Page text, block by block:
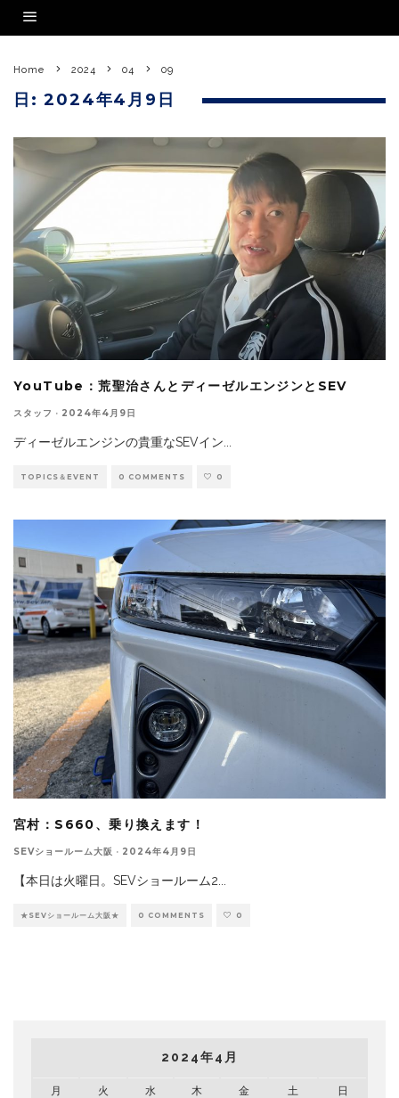
Home 2024 04 09
日:2024年4月9日
YouTube：荒聖治さんとディーゼルエンジンとSEV
スタッフ · 2024年4月9日
ディーゼルエンジンの貴重なSEVイン
TOPICS＆EVENT 0 COMMENTS 0
宮村：S660、乗り換えます！
SEVショールーム大阪 · 2024年4月9日
【本日は火曜日。SEVショールーム2...
★SEVショールーム大阪★ 0 COMMENTS 0
2024年4月
月 火 水 木 金 土 日